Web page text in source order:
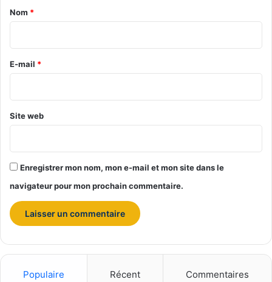
a
r
e
Nom *
E-mail *
Site web
Enregistrer mon nom, mon e-mail et mon site dans le
navigateur pour mon prochain commentaire.
Populaire Récent Commentaires